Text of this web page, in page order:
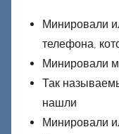
Минировали
телефона,
Минировали
Так
нашли
Минировали